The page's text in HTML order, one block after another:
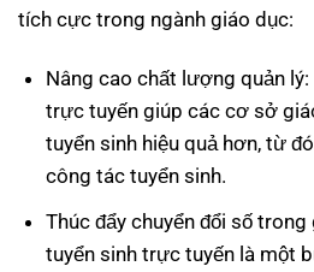
tích cực trong ngành giáo dục:
Nâng cao chất lượng quản
trực tuyến giúp các cơ sở
tuyển sinh hiệu quả hơn, từ
công tác tuyển sinh.
Thúc đẩy chuyển đổi số
tuyển sinh trực tuyến là một